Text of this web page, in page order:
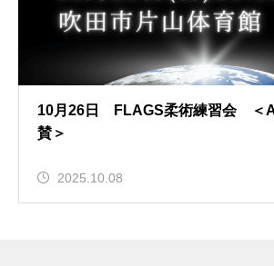
10月26日 FLAGS柔術練習会 ＜
賛＞
2025.10.08